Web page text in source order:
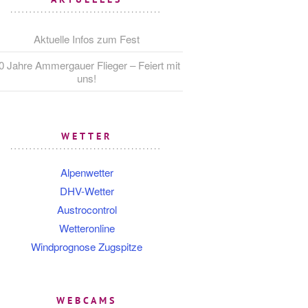
Aktuelle Infos zum Fest
Jahre Ammergauer Flieger – Feiert mit
uns!
WETTER
Alpenwetter
DHV-Wetter
Austrocontrol
Wetteronline
Windprognose Zugspitze
WEBCAMS